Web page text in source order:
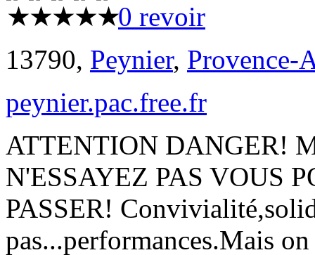
0 revoir
13790, Peynier, Provence-
peynier.pac.free.fr
ATTENTION DANGER!
N'ESSAYEZ PAS VOUS
PASSER!
pas...performances.Mais